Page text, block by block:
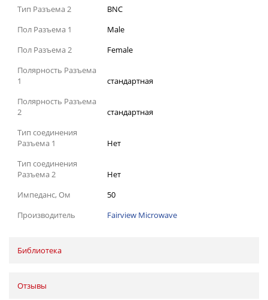
Тип Разъема 2
BNC
Пол Разъема 1
Male
Пол Разъема 2
Female
Полярность Разъема
1
стандартная
Полярность Разъема
2
стандартная
Тип соединения
Разъема 1
Нет
Тип соединения
Разъема 2
Нет
Импеданс, Ом
50
Производитель
Fairview Microwave
Библиотека
Отзывы